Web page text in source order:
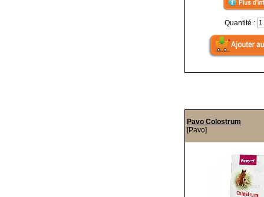
Quantité :
Pavo Colostrum
[Pavo]